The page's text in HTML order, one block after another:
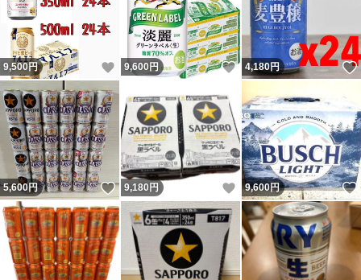
9,500円 いいね！
9,600円 いいね！
4,180円
5,600円 いいね！
9,180 円 いいね！
9,600円